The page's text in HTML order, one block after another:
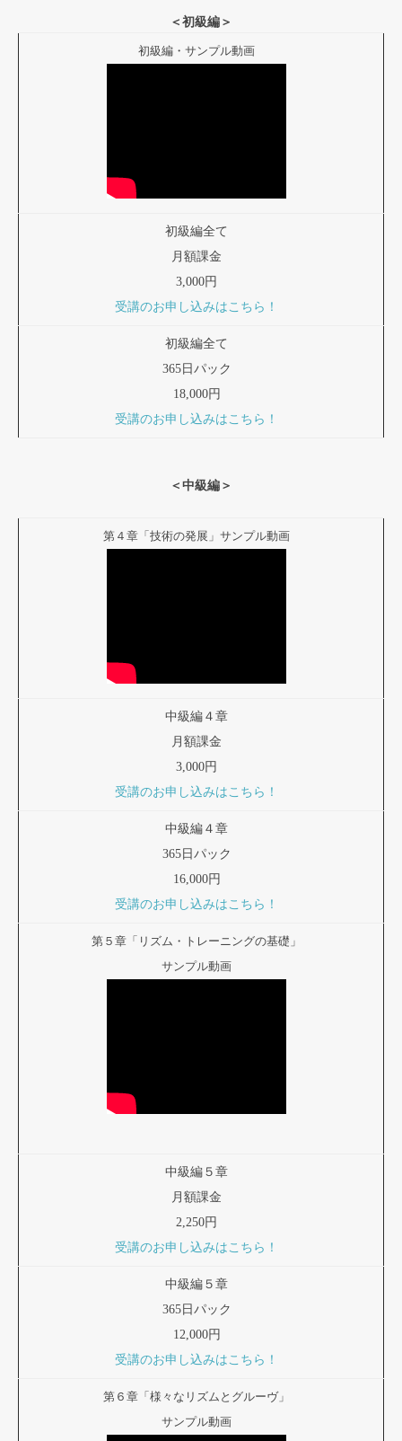
＜初級編＞
初級編・サンプル動画
初級編全て
月額課金
3,000円
受講のお申し込みはこちら！
初級編全て
365日パック
18,000円
受講のお申し込みはこちら！
＜中級編＞
第４章「技術の発展」サンプル動画
中級編４章
月額課金
3,000円
受講のお申し込みはこちら！
中級編４章
365日パック
16,000円
受講のお申し込みはこちら！
第５章「リズム・トレーニングの基礎」
サンプル動画
中級編５章
月額課金
2,250円
受講のお申し込みはこちら！
中級編５章
365日パック
12,000円
受講のお申し込みはこちら！
第６章「様々なリズムとグルーヴ」
サンプル動画